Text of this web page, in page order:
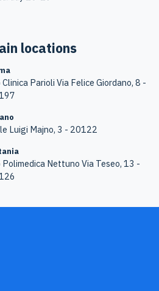
locations
Parioli Via Felice Giordano, 8 -
Luigi Majno, 3 - 20122
Nettuno Via Teseo, 13 -